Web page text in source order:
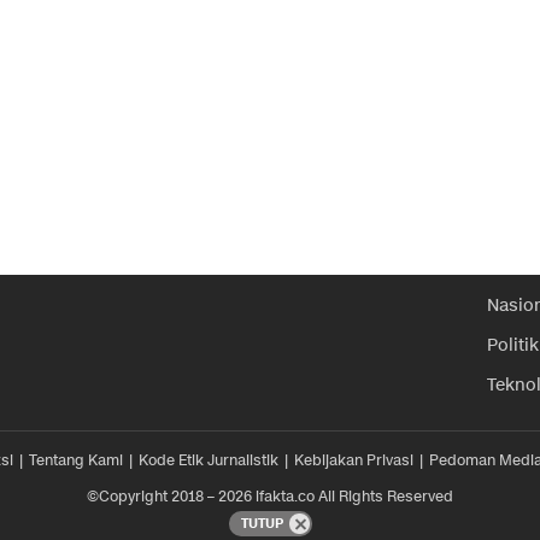
Politik
Tentang Kami Kode Etik Jurnalistik Kebijakan Privasi
Pedoman
©Copyright 2018 – 2026 ifakta.co All Rights Reserved
TUTUP